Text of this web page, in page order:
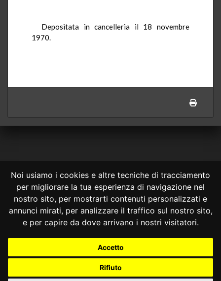
Noi usiamo i cookies e altre tecniche di tracciamento
per migliorare la tua esperienza di navigazione nel
nostro sito, per mostrarti contenuti personalizzati e
annunci mirati, per analizzare il traffico sul nostro sito,
e per capire da dove arrivano i nostri visitatori.
Accetto
Rifiuto
Depositata in cancelleria il 18 novembre
1970.
CONSULTA ONLINE DAL 1995 -NOTE LEGALI
Consulta OnLine non ha prodotto e non è responsabile per i contenuti e
le informazioni legali di siti collegati.
costituisce una relazione di consulenza legale.
Nessuno deve confidare o agire in base alle informazioni disponibili in
info@giurcost.org| Giurisprudenza Costituzionale|